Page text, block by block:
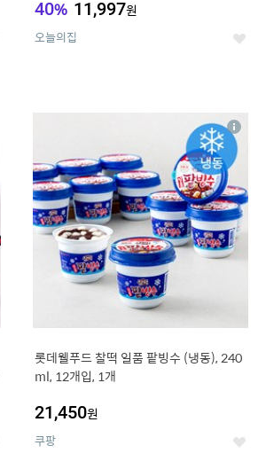
40% 11,997원
오늘의집 좋
롯데웰푸드 찰떡 일품 팥빙수 (냉동), 240
ml, 12개입, 1개
21,450원
쿠팡 좋
상
세